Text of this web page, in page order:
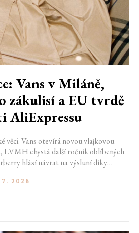
Vans v Miláně,
zákulisí a EU tvrdě
AliExpressu
věci. Vans otevírá novou vlajkovou
LVMH chystá další ročník oblíbených
hlásí návrat na výsluní díky
7. 2026